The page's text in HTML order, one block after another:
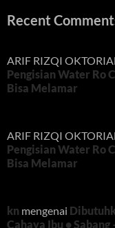
Recent
ARIF RIZQI
Pengisian Water Ro
Bisa Melamar
ARIF RIZQI
Pengisian Water Ro
Bisa Melamar
kn mengenai
Cahaya Ibu •